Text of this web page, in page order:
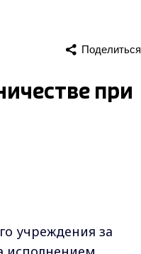
Поделиться
при
учреждения за